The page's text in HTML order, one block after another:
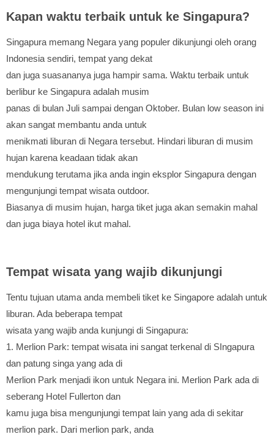
Kapan waktu terbaik untuk ke Singapura?
Singapura memang Negara yang populer dikunjungi oleh orang
Indonesia sendiri, tempat yang dekat
dan juga suasananya juga hampir sama. Waktu terbaik untuk
berlibur ke Singapura adalah musim
panas di bulan Juli sampai dengan Oktober. Bulan low season ini
akan sangat membantu anda untuk
menikmati liburan di Negara tersebut. Hindari liburan di musim
hujan karena keadaan tidak akan
mendukung terutama jika anda ingin eksplor Singapura dengan
mengunjungi tempat wisata outdoor.
Biasanya di musim hujan, harga tiket juga akan semakin mahal
dan juga biaya hotel ikut mahal.
Tempat wisata yang wajib dikunjungi
Tentu tujuan utama anda membeli tiket ke Singapore adalah untuk
liburan. Ada beberapa tempat
wisata yang wajib anda kunjungi di Singapura:
1. Merlion Park: tempat wisata ini sangat terkenal di SIngapura
dan patung singa yang ada di
Merlion Park menjadi ikon untuk Negara ini. Merlion Park ada di
seberang Hotel Fullerton dan
kamu juga bisa mengunjungi tempat lain yang ada di sekitar
merlion park. Dari merlion park, anda